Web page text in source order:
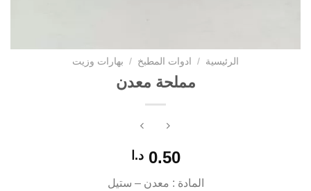
الرئيسية / ادوات المطبخ / بهارات وزيت
مملحة معدن
0.50 د.ا
المادة : معدن – ستيل